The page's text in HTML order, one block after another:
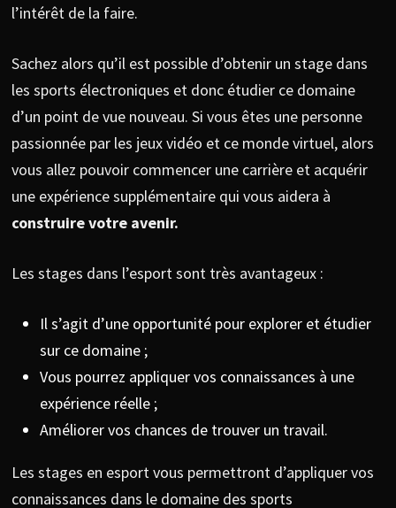
l’intérêt de la faire.
Sachez alors qu’il est possible d’obtenir un stage dans
les sports électroniques et donc étudier ce domaine
d’un point de vue nouveau. Si vous êtes une personne
passionnée par les jeux vidéo et ce monde virtuel, alors
vous allez pouvoir commencer une carrière et acquérir
une expérience supplémentaire qui vous aidera à
construire votre avenir.
Les stages dans l’esport sont très avantageux :
Il s’agit d’une opportunité pour explorer et étudier
sur ce domaine ;
Vous pourrez appliquer vos connaissances à une
expérience réelle ;
Améliorer vos chances de trouver un travail.
Les stages en esport vous permettront d’appliquer vos
connaissances dans le domaine des sports